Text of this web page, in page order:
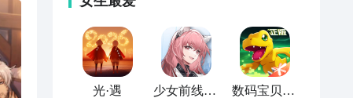
光·遇 少女前线：云图计划 数码宝贝：新世纪